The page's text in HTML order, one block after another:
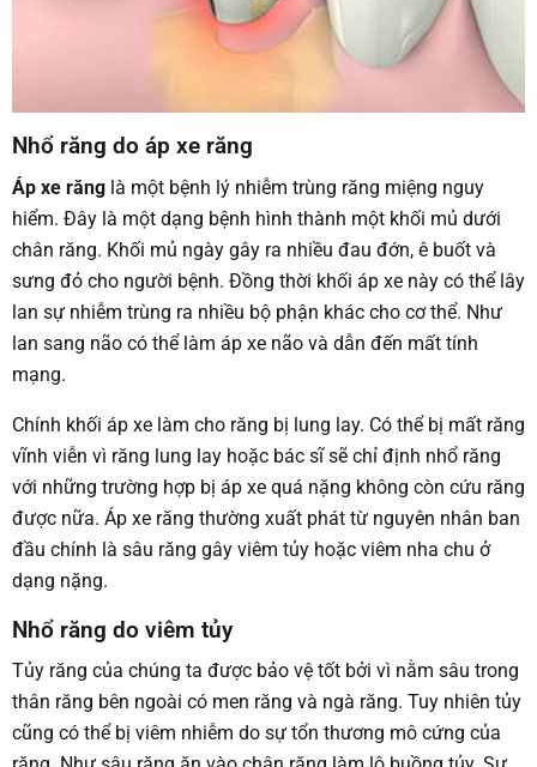
Nhổ răng do áp xe răng
Áp xe răng là một bệnh lý nhiễm trùng răng miệng nguy
hiểm. Đây là một dạng bệnh hình thành một khối mủ dưới
chân răng. Khối mủ ngày gây ra nhiều đau đớn, ê buốt và
sưng đỏ cho người bệnh. Đồng thời khối áp xe này có thể lây
lan sự nhiễm trùng ra nhiều bộ phận khác cho cơ thể. Như
lan sang não có thể làm áp xe não và dẫn đến mất tính
mạng.
Chính khối áp xe làm cho răng bị lung lay. Có thể bị mất răng
vĩnh viễn vì răng lung lay hoặc bác sĩ sẽ chỉ định nhổ răng
với những trường hợp bị áp xe quá nặng không còn cứu răng
được nữa. Áp xe răng thường xuất phát từ nguyên nhân ban
đầu chính là sâu răng gây viêm tủy hoặc viêm nha chu ở
dạng nặng.
Nhổ răng do viêm tủy
Tủy răng của chúng ta được bảo vệ tốt bởi vì nằm sâu trong
thân răng bên ngoài có men răng và ngà răng. Tuy nhiên tủy
cũng có thể bị viêm nhiễm do sự tổn thương mô cứng của